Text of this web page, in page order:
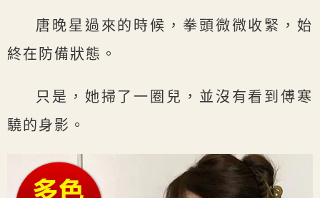
唐晚星過來的時候，拳頭微微收緊，始
終在防備狀態。
只是，她掃了一圈兒，並沒有看到傅寒
驍的身影。